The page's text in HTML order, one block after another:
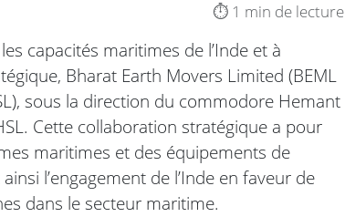
⏱️ 1 min de lecture
capacités maritimes de l’Inde et à
Bharat Earth Movers Limited (BEML
sous la direction du commodore Hemant
Cette collaboration stratégique a pour
maritimes et des équipements de
l’engagement de l’Inde en faveur de
dans le secteur maritime.